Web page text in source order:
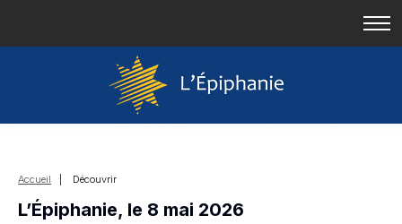
Accueil | Découvrir
L’Épiphanie, le 8 mai 2026